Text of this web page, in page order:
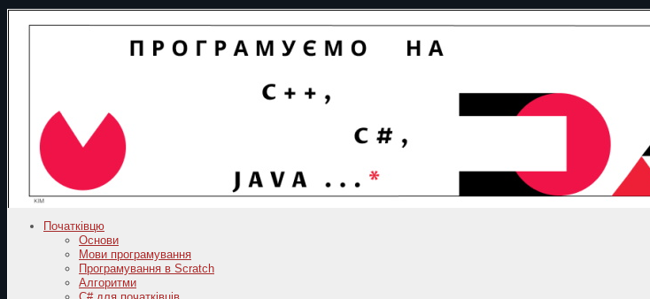
Початківцю
Основи
Мови програмування
Програмування в Scratch
Алгоритми